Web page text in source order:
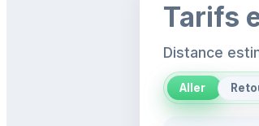
Tarifs
Distance
Aller